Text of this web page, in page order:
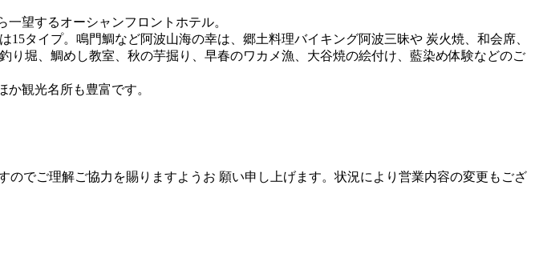
望するオーシャンフロントホテル。
タイプ。鳴門鯛など阿波山海の幸は、郷土料理バイキング阿波三昧や 炭火焼、和会席、
堀、鯛めし教室、秋の芋掘り、早春のワカメ漁、大谷焼の絵付け、藍染め体験などのご
観光名所も豊富です。
でご理解ご協力を賜りますようお 願い申し上げます。状況により営業内容の変更もござ